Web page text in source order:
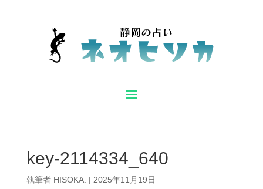
key-2114334_640
執筆者 HISOKA. | 2025年11月19日